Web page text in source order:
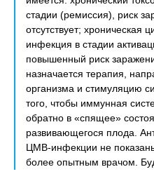
стадии (ремиссия), риск
отсутствует; хроническая
инфекция в стадии
повышенный риск
назначается терапия,
организма и стимуляцию
того, чтобы иммунная
обратно в «спящее»
развивающегося плода.
ЦМВ-инфекции не
более опытным врачом.